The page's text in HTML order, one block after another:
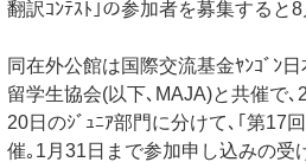
翻訳ｺﾝﾃｽﾄ｣の参加者を募集すると
同在外公館は国際交流基金ﾔﾝｺﾞﾝ
留学生協会(以下､MAJA)と共催で､
20日のｼﾞｭﾆｱ部門に分けて､｢第17
催｡1月31日まで参加申し込みの受